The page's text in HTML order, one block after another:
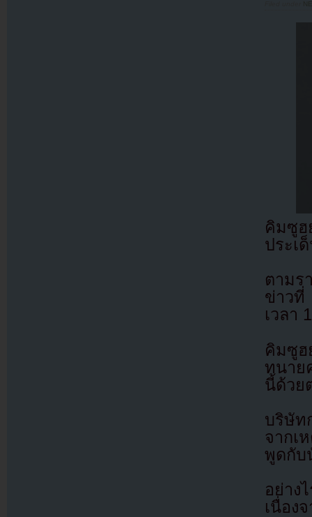
คิมซูฮ
ประเ
ตามร
ข่าวที่
เวลา
คิมซูฮ
ทนาย
นี้ด้วย
บริษัท
จากเ
พูดกับ
อย่าง
เนื่อง